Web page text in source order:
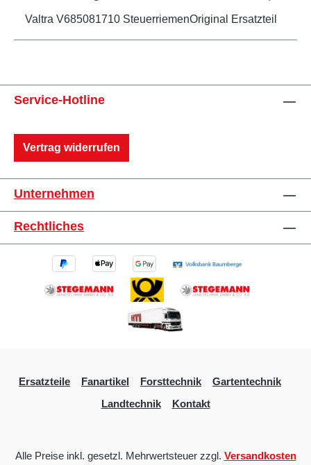
Valtra V685081710 SteuerriemenOriginal Ersatzteil
Service-Hotline
Vertrag widerrufen
Unternehmen
Rechtliches
Ersatzteile Fanartikel Forsttechnik
Gartentechnik
Landtechnik
Kontakt
Alle Preise inkl. gesetzl. Mehrwertsteuer zzgl. Versandkosten